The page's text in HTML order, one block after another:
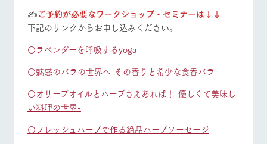
✍ご予約が必要なワークショップ・セミナーは↓↓
下記のリンクからお申し込みください。
〇ラベンダーを呼吸するyoga
〇魅惑のバラの世界へ-その香りと希少な食香バラ-
〇オリーブオイルとハーブさえあれば！-優しくて美味し
い料理の世界-
〇フレッシュハーブで作る絶品ハーブソーセージ